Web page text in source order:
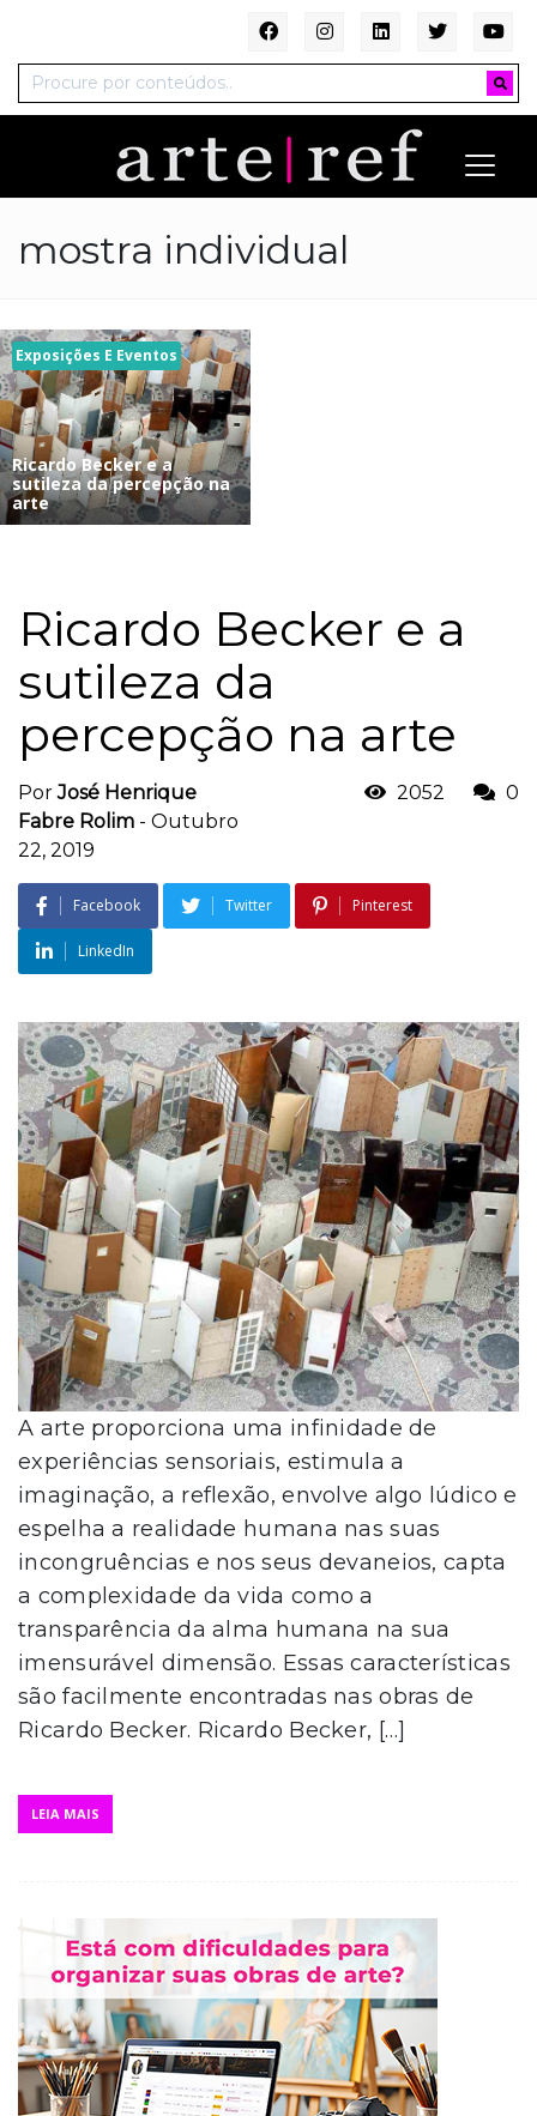
mostra individual
Exposições E Eventos
Ricardo Becker e a
sutileza da percepção na
arte
Ricardo Becker e a
sutileza da
percepção na arte
PorJosé Henrique
Fabre Rolim - Outubro
22, 2019
2052 0
Facebook Twitter Pinterest
LinkedIn
A arte proporciona uma infinidade de
experiências sensoriais, estimula a
imaginação, a reflexão, envolve algo lúdico e
espelha a realidade humana nas suas
incongruências e nos seus devaneios, capta
a complexidade da vida como a
transparência da alma humana na sua
imensurável dimensão. Essas características
são facilmente encontradas nas obras de
Ricardo Becker. Ricardo Becker, […]
LEIA MAIS